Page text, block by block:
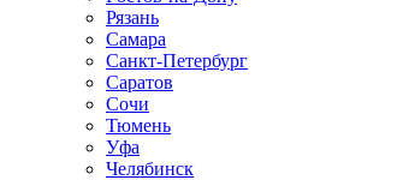
Рязань
Самара
Санкт-Петербург
Саратов
Сочи
Тюмень
Уфа
Челябинск